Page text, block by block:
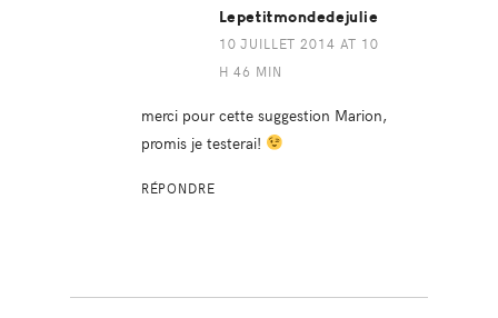
Lepetitmondedejulie
10 JUILLET 2014 AT 10
H 46 MIN
merci pour cette suggestion Marion,
promis je testerai!
RÉPONDRE